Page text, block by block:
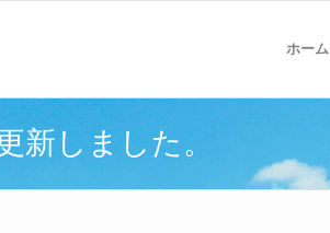
ホーム
新しました。